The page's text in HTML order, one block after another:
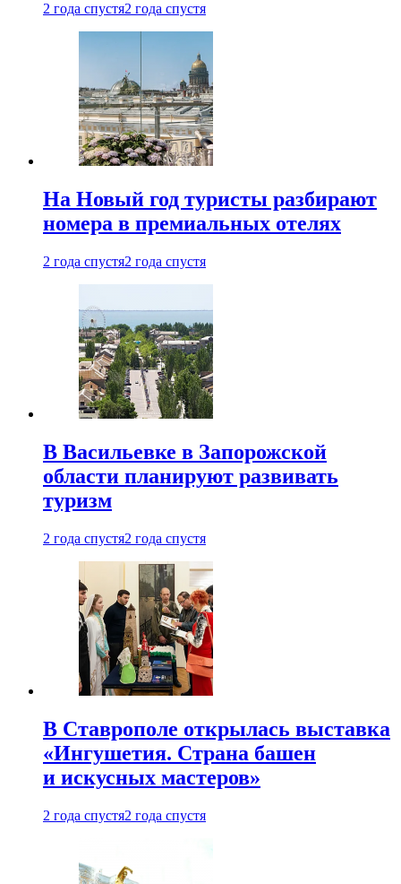
2 года спустя2 года спустя
На Новый год туристы разбирают
номера в премиальных отелях
2 года спустя2 года спустя
В Васильевке в Запорожской
области планируют развивать
туризм
2 года спустя2 года спустя
В Ставрополе открылась выставка
«Ингушетия. Страна башен
и искусных мастеров»
2 года спустя2 года спустя